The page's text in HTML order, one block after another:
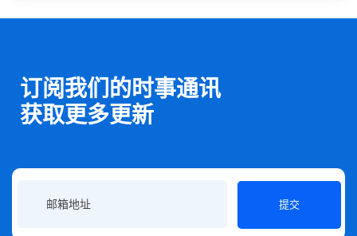
订阅我们的时事通讯
获取更多更新
提交